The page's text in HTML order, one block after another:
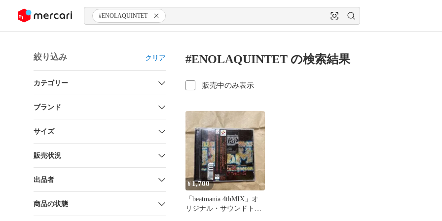
ツにスキップ #ENOLAQUINTET
絞り込み クリア
カテゴリー
ブランド
サイズ
販売状況
出品者
商品の状態
#ENOLAQUINTET の検索結果
販売中のみ表示
¥1,700
「beatmania 4thMIX」オ
リジナル・サウンドトラ